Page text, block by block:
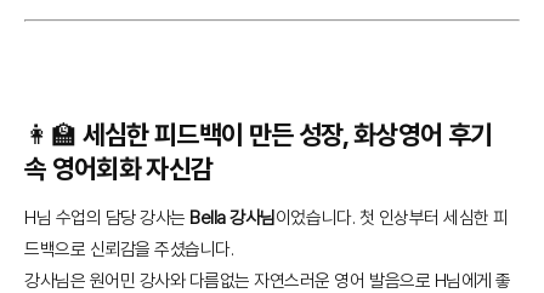
👩‍🏫 세심한 피드백이 만든 성장, 화상영어 후기
속 영어회화 자신감
H님 수업의 담당 강사는 Bella 강사님 이었습니다. 첫 인상부터 세심한 피
드백으로 신뢰감을 주셨습니다.
강사님은 원어민 강사와 다름없는 자연스러운 영어 발음으로 H님에게 좋